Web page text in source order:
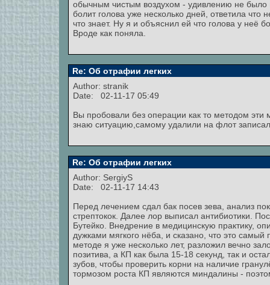
обычным чистым воздухом - удивлению не
болит голова уже несколько дней, ответила
что знает. Ну я и объяснил ей что голова у неё
Вроде как поняла.
Re: Об отрафии легких
Author: stranik
Date: 02-11-17 05:49
Вы пробовали без операции как то методом
знаю ситуацию,самому удалили на флот
Re: Об отрафии легких
Author: SergiyS
Date: 02-11-17 14:43
Перед лечением сдал бак посев зева, анализ
стрептокок. Далее лор выписал антибиотики.
Бутейко. Внедрение в медицинскую практику,
дужками мягкого нёба, и сказано, что это
методе я уже несколько лет, разложил вечно
позитива, а КП как была 15-18 секунд, так и
зубов, чтобы проверить корни на наличие
тормозом роста КП являются миндалины -